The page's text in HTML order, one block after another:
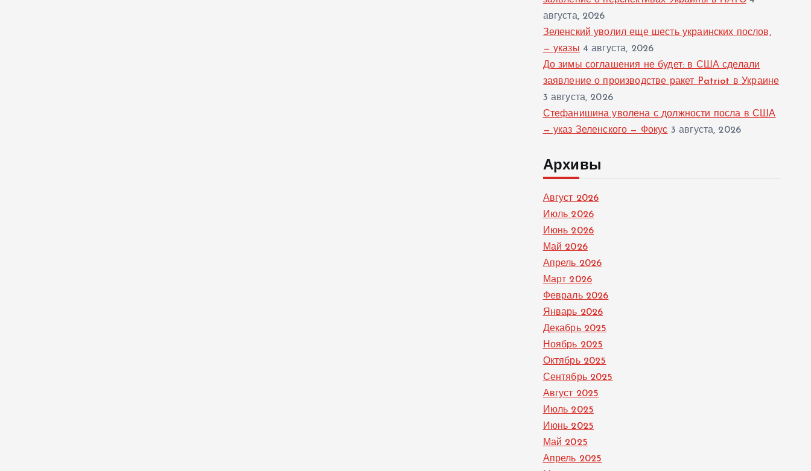
августа, 2026
Зеленский уволил еще шесть украинских послов,
— указы 4 августа, 2026
До зимы соглашения не будет: в США сделали
заявление о производстве ракет Patriot в Украине
3 августа, 2026
Стефанишина уволена с должности посла в США
— указ Зеленского — Фокус 3 августа, 2026
Архивы
Август 2026
Июль 2026
Июнь 2026
Май 2026
Апрель 2026
Март 2026
Февраль 2026
Январь 2026
Декабрь 2025
Ноябрь 2025
Октябрь 2025
Сентябрь 2025
Август 2025
Июль 2025
Июнь 2025
Май 2025
Апрель 2025